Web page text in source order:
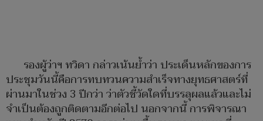
รองผู้ว่าฯ ทวิดา กล่าวเน้นย้ำว่า ประเด็นหลักของการ
ประชุมวันนี้คือการทบทวนความสำเร็จทางยุทธศาสตร์ที่
ผ่านมาในช่วง 3 ปีกว่า ว่าตัวชี้วัดใดที่บรรลุผลแล้วและไม่
จำเป็นต้องถูกติดตามอีกต่อไป นอกจากนี้ การพิจารณา